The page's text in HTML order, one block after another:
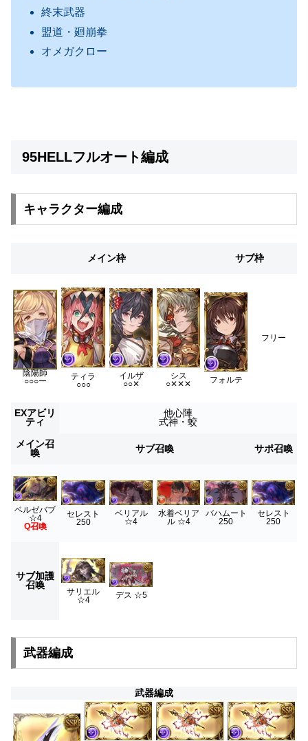
終末武器
盟道・廻崩拳
オメガクロー
95HELLフルオート編成
キャラクター編成
メイン枠 サブ枠
陰陽師
○○○ー
ティラ
○○○
イルザ
○○✕
シス
○✕✕✕
フォルテ
フリー
EXアビリ
ティ
他心陣
式神・蛟
メイン召
喚
サブ召喚 サポ召喚
ベルゼバブ
☆4
Q召喚
セレスト
250
ベリアル
☆4
水着ベリア
ル ☆4
バハムート
250
セレスト
250
サブ加護
召喚
サリエル
☆4
デス ☆5
武器編成
武器編成